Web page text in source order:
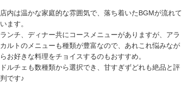
店内は温かな家庭的な雰囲気で、落ち着いたBGMが流れて
います。
ランチ、ディナー共にコースメニューがありますが、アラ
カルトのメニューも種類が豊富なので、あれこれ悩みなが
らお好きな料理をチョイスするのもおすすめ。
ドルチェも数種類から選択でき、甘すぎずどれも絶品と評
判です♪